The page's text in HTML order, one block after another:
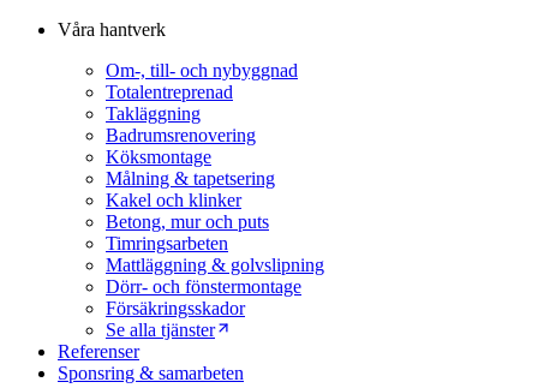
Våra hantverk
Om-, till- och nybyggnad
Totalentreprenad
Takläggning
Badrumsrenovering
Köksmontage
Målning & tapetsering
Kakel och klinker
Betong, mur och puts
Timringsarbeten
Mattläggning & golvslipning
Dörr- och fönstermontage
Försäkringsskador
Se alla tjänster
Referenser
Sponsring & samarbeten